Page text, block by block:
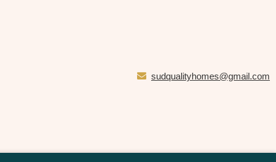
sudqualityhomes@gmail.com